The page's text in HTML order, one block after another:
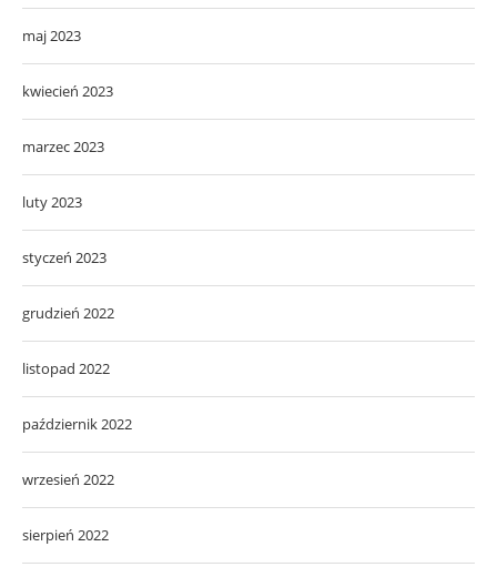
maj 2023
kwiecień 2023
marzec 2023
luty 2023
styczeń 2023
grudzień 2022
listopad 2022
październik 2022
wrzesień 2022
sierpień 2022